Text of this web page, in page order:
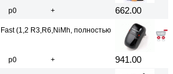
р0 + 662.00
(1,2 R3,R6,NiMh, полностью
р0 + 941.00